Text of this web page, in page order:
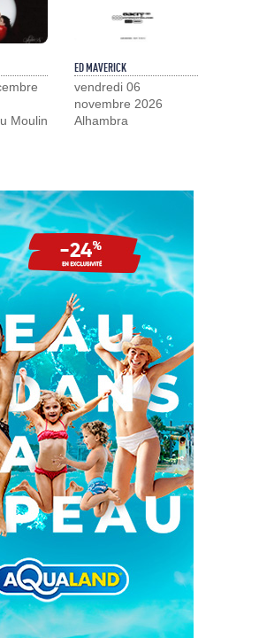
Moulin
ED MAVERICK
vendredi 06
novembre 2026
Alhambra